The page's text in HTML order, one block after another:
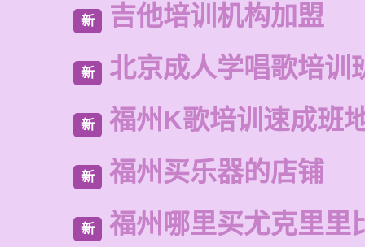
新 吉他培训机构加盟
新 北京成人学唱歌培训
新 福州K歌培训速成班
新 福州买乐器的店铺
新 福州哪里买尤克里里